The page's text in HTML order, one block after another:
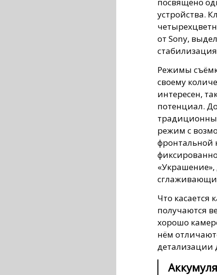
устройства.
от Sony,
Режимы
своему
интересен,
потенциал.
режим с
фронтальной
Что касается
получаются
хорошо
нём
детализации